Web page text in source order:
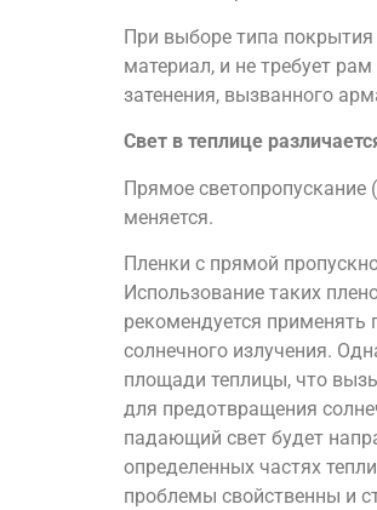
При выборе типа покрытия
материал, и не требует
затенения, вызванного
Свет в теплице
Прямое светопропускание
меняется.
Пленки с прямой
Использование таких
рекомендуется применять
солнечного излучения.
площади теплицы, что
для предотвращения
падающий свет будет
определенных частях
проблемы свойственны и